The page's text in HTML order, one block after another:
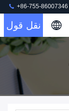
+86-755-86007346
نقل قول